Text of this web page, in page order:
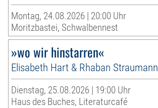
Montag, 24.08.2026 | 20:00 Uhr
Moritzbastei, Schwalbennest
»wo wir hinstarren«
Elisabeth Hart & Rhaban Straumann
Dienstag, 25.08.2026 | 19:00 Uhr
Haus des Buches, Literaturcafé